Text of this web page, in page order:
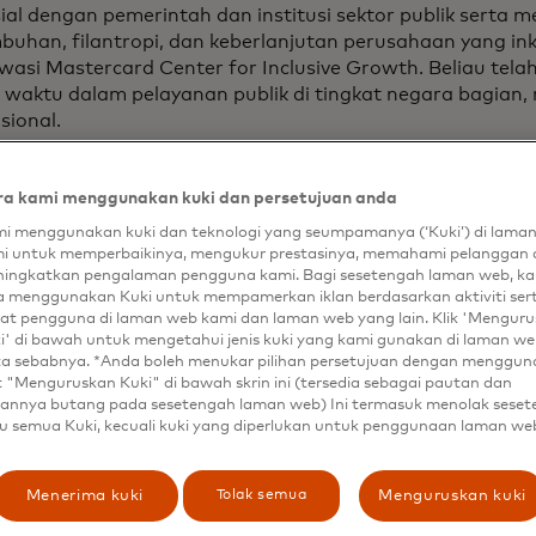
dengan pemerintah dan institusi sektor publik serta
filantropi, dan keberlanjutan perusahaan yang
Mastercard Center for Inclusive Growth. Beliau
waktu dalam pelayanan publik di tingkat negara bagian,
bergabung dengan Mastercard, Jon menjabat sebagai
China dan Rusia di bawah pemerintahan
satu-satunya orang Amerika yang pernah menjadi
dan Rusia. Dalam serangkaian penugasan kebijakan
sebagai Wakil Perwakilan Dagang AS, Jon
perdagangan dan investasi di seluruh Asia dan Afrika.
gubernur Utah, di mana ia menjabat sebagai
Barat.
menjabat sebagai eksekutif di Huntsman
Wakil Ketua Ford Motor Company, di mana saat ini ia
dewan direksi. Beliau juga menjabat sebagai anggota
Beliau adalah seorang wali amanat dari Huntsman
dalam mendirikan Huntsman Cancer Institute
Mental Health Institute, keduanya di Universitas
kami menggunakan kuki dan persetujuan anda
menggunakan kuki dan teknologi yang seumpamanya (‘Kuki’) di
untuk memperbaikinya, mengukur prestasinya, memahami pelanggan
pengalaman pengguna kami. Bagi sesetengah laman web,
menggunakan Kuki untuk mempamerkan iklan berdasarkan aktiviti
pengguna di laman web kami dan laman web yang lain. Klik
di bawah untuk mengetahui jenis kuki yang kami gunakan di laman
sebabnya. *Anda boleh menukar pilihan persetujuan dengan
"Menguruskan Kuki" di bawah skrin ini (tersedia sebagai pautan dan
butang pada sesetengah laman web) Ini termasuk menolak
semua Kuki, kecuali kuki yang diperlukan untuk penggunaan laman
Menerima kuki Tolak semua Menguruskan kuki